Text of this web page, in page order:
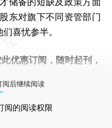
东对旗下不同资管部门
喜忧参半。
优惠订阅 ，随时起刊，
阅后继续阅读
阅的阅读权限